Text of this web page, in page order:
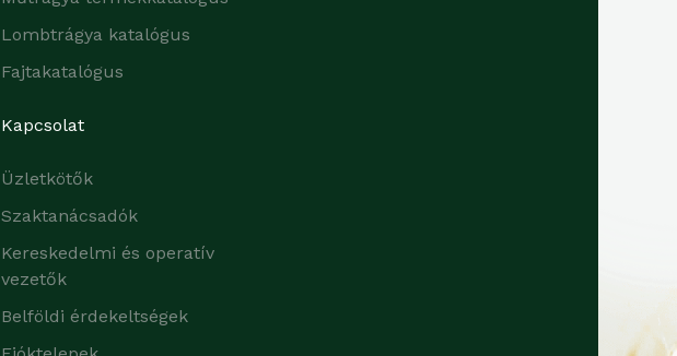
Lombtrágya katalógus
Fajtakatalógus
Kapcsolat
Üzletkötők
Szaktanácsadók
Kereskedelmi és operatív
vezetők
Belföldi érdekeltségek